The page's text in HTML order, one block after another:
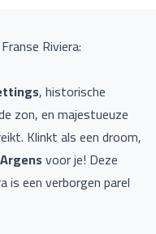
Riviera:
, historische
zon, en majestueuze
Klinkt als een droom,
voor je! Deze
is een verborgen parel